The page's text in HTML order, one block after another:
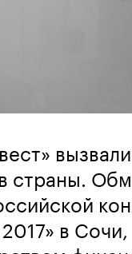
страны.
в Сочи,